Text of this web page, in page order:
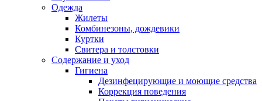
Одежда
Жилеты
Комбинезоны, дождевики
Куртки
Свитера и толстовки
Содержание и уход
Гигиена
Дезинфецирующие и моющие средства
Коррекция поведения